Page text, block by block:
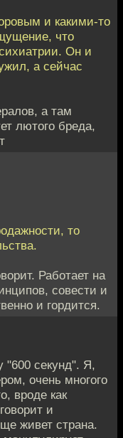
и какими-то
что
Он и
а сейчас
а там
лютого бреда,
то
Работает на
совести и
и гордится.
"600 секунд". Я,
очень многого
вроде как
и
живет страна.